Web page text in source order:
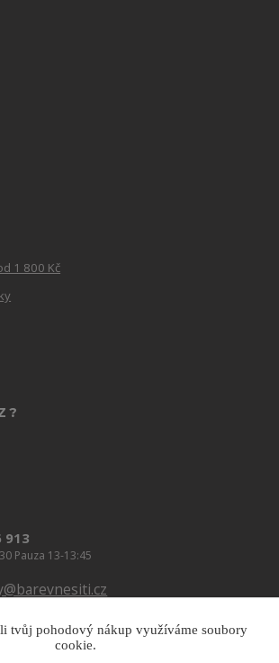
1 800 Kč
913
Pauza 13-13:45
tvůj pohodový nákup využíváme soubory
cookie.